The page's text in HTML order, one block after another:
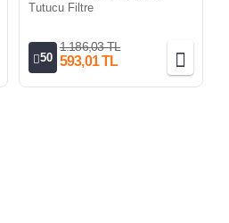
Tutucu Filtre
50
1.186,03 TL
593,01 TL